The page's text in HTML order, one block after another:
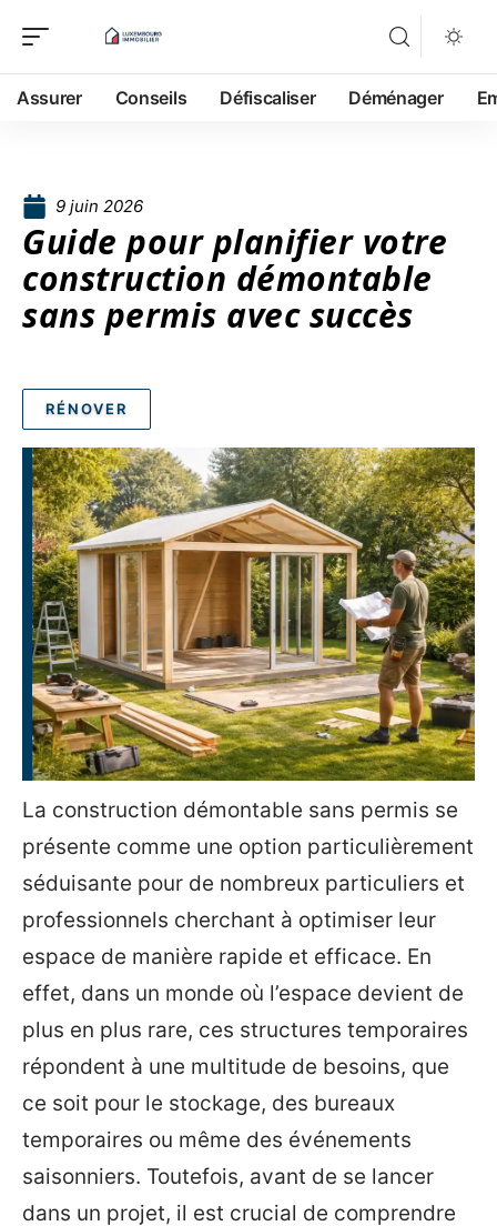
Assurer Conseils Défiscaliser Déménager
9 juin 2026
Guide pour planifier votre
construction démontable
sans permis avec succès
RÉNOVER
La construction démontable sans permis se
présente comme une option particulièrement
séduisante pour de nombreux particuliers et
professionnels cherchant à optimiser leur
espace de manière rapide et efficace. En
effet, dans un monde où l’espace devient de
plus en plus rare, ces structures temporaires
répondent à une multitude de besoins, que
ce soit pour le stockage, des bureaux
temporaires ou même des événements
saisonniers. Toutefois, avant de se lancer
dans un projet, il est crucial de comprendre